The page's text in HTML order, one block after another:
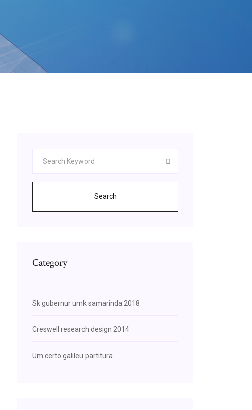
Search
Category
Sk gubernur umk samarinda 2018
Creswell research design 2014
Um certo galileu partitura